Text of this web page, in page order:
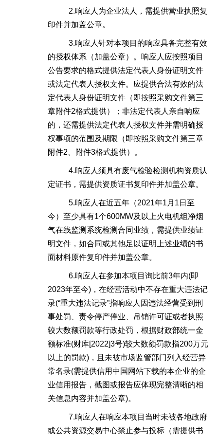
2.响应人为企业法人，需提供营业执照复
印件并加盖公章。
3.响应人针对本项目的响应具备完整有效
的授权体系（加盖公章）。响应人应按照项目
公告要求的格式提供法定代表人身份证明文件
或法定代表人授权文件。应提供合法有效的法
定代表人身份证明文件（即按照采购文件第三
章附件2格式提供）；非法定代表人亲自响应
的，还需提供法定代表人授权文件并需明确授
权事项的范围及期限（即按照采购文件第三章
附件2、附件3格式提供）。
4.响应人须具有废气检验检测机构资质认
定证书，需提供资质证书复印件并加盖公章。
5.响应人在近五年（2021年1月1日至
今）至少具有1个600MW及以上火电机组净烟
气在线监测系统检测合同业绩，需提供业绩证
明文件，如合同或其他足以证明上述业绩的书
面材料原件复印件并加盖公章。
6.响应人在参加本项目询比前3年内(即
2023年至今)，在经营活动中不存在重大违法记
录(“重大违法记录”指响应人因违法经营受到刑
事处罚、责令停产停业、吊销许可证或者执照
较大数额罚款等行政处罚，根据财政部统一金
额标准(财库[2022]3号)较大数额罚款指200万元
以上的罚款)，且未被市场监管部门列入经营异
常名录(需提供信用中国网站下载的本企业的企
业信用报告，截图或报告应体现完整清晰的相
关信息内容并加盖公章)。
7.响应人在响应本项目当时未被各地政府
或公共资源交易中心禁止参与投标（需提供书